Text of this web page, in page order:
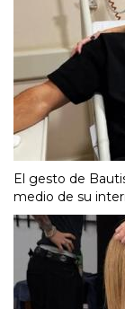
El gesto de
medio de su